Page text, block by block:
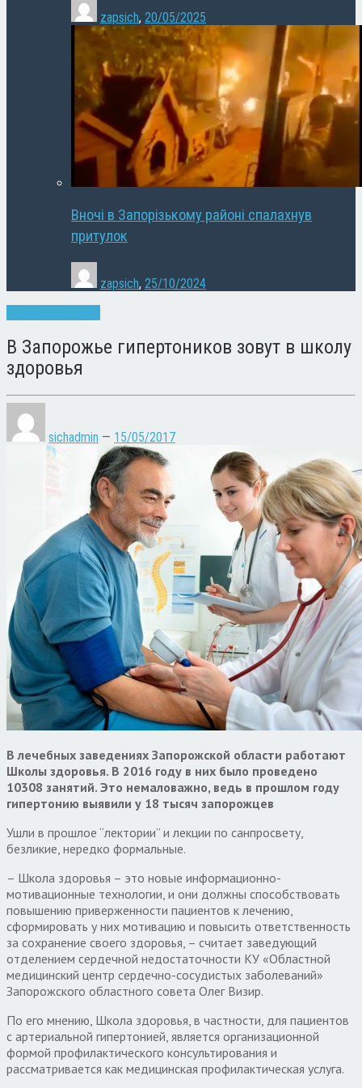
zapsich, 20/05/2025
Вночі в Запорізькому районі спалахнув
притулок
zapsich, 25/10/2024
В Запорожье гипертоников зовут в школу
здоровья
sichadmin — 15/05/2017
В лечебных заведениях Запорожской области работают
Школы здоровья. В 2016 году в них было проведено
10308 занятий. Это немаловажно, ведь в прошлом году
гипертонию выявили у 18 тысяч запорожцев
Ушли в прошлое “лектории” и лекции по санпросвету,
безликие, нередко формальные.
– Школа здоровья – это новые информационно-
мотивационные технологии, и они должны способствовать
повышению приверженности пациентов к лечению,
сформировать у них мотивацию и повысить ответственность
за сохранение своего здоровья, – считает заведующий
отделением сердечной недостаточности КУ «Областной
медицинский центр сердечно-сосудистых заболеваний»
Запорожского областного совета Олег Визир.
По его мнению, Школа здоровья, в частности, для пациентов
с артериальной гипертонией, является организационной
формой профилактического консультирования и
рассматривается как медицинская профилактическая услуга.